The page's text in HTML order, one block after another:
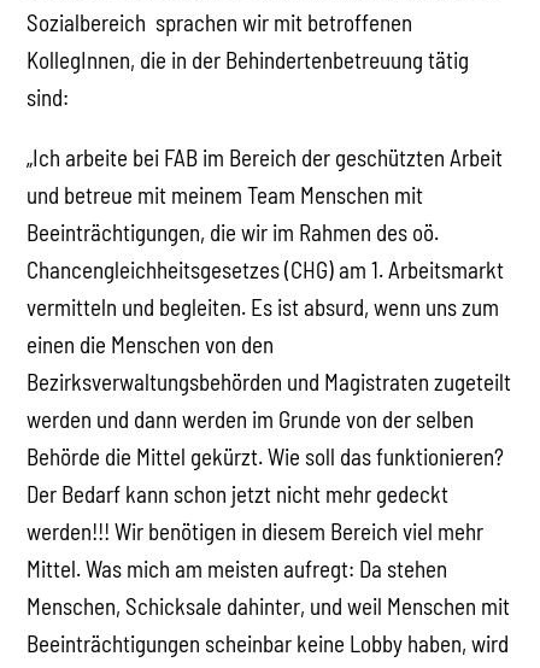
Sozialbereich sprachen wir mit betroffenen
KollegInnen, die in der Behindertenbetreuung tätig
sind:
„Ich arbeite bei FAB im Bereich der geschützten Arbeit
und betreue mit meinem Team Menschen mit
Beeinträchtigungen, die wir im Rahmen des oö.
Chancengleichheitsgesetzes (CHG) am 1. Arbeitsmarkt
vermitteln und begleiten. Es ist absurd, wenn uns zum
einen die Menschen von den
Bezirksverwaltungsbehörden und Magistraten zugeteilt
werden und dann werden im Grunde von der selben
Behörde die Mittel gekürzt. Wie soll das funktionieren?
Der Bedarf kann schon jetzt nicht mehr gedeckt
werden!!! Wir benötigen in diesem Bereich viel mehr
Mittel. Was mich am meisten aufregt: Da stehen
Menschen, Schicksale dahinter, und weil Menschen mit
Beeinträchtigungen scheinbar keine Lobby haben, wird